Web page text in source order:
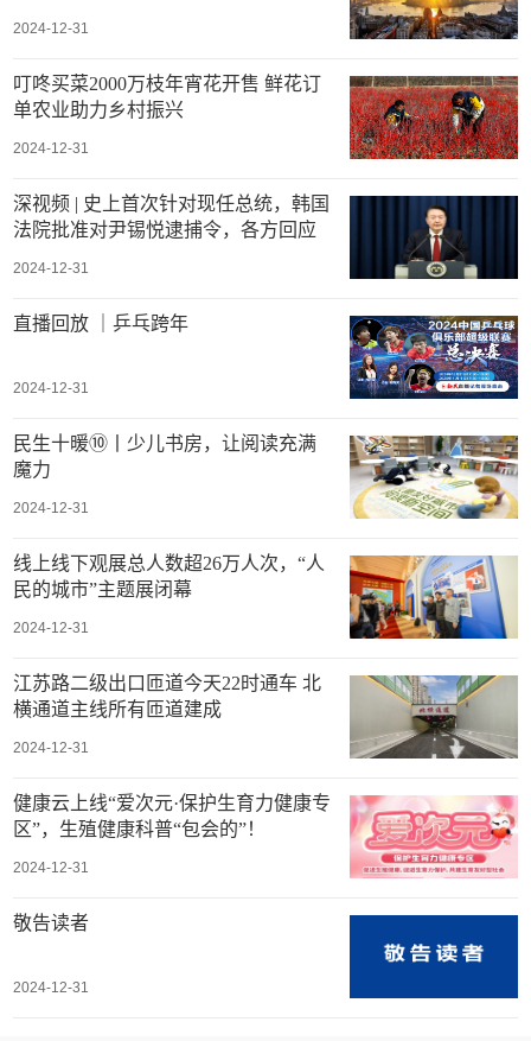
2024-12-31
叮咚买菜2000万枝年宵花开售 鲜花订
单农业助力乡村振兴
2024-12-31
深视频 | 史上首次针对现任总统，韩国
法院批准对尹锡悦逮捕令，各方回应
2024-12-31
直播回放 ｜乒乓跨年
2024-12-31
民生十暖⑩丨少儿书房，让阅读充满
魔力
2024-12-31
线上线下观展总人数超26万人次，“人
民的城市”主题展闭幕
2024-12-31
江苏路二级出口匝道今天22时通车 北
横通道主线所有匝道建成
2024-12-31
健康云上线“爱次元·保护生育力健康专
区”，生殖健康科普“包会的”！
2024-12-31
敬告读者
2024-12-31